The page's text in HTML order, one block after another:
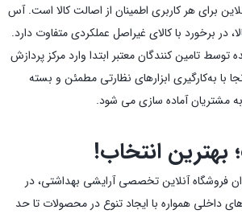
برای هر کاربری اطمینان از اصالت کالا است. آس
در برخورد با کالای غیراصل عملکردی متفاوت دارد.
تامین کنندگان معتبر ابتدا وارد مرکز پردازش
با به‌کارگیری ابزارهای نظارتی مطمئن و بسته
مشتریان آماده سازی می شود.
بهترین انتخاب!
فروشگاه آنلاین تخصصی آرایشی بهداشتی، در
داخلی همواره با ایجاد تنوع در محصولات تا حد